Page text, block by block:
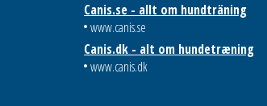
Canis.se - allt om hundträning
www.canis.se
Canis.dk - alt om hundetræning
www.canis.dk